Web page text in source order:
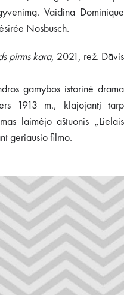
Vaidina Dominique
Nosbusch.
pirms kara, 2021, rež. Dāvis
gamybos istorinė drama
1913 m., klajojantį tarp
laimėjo aštuonis „Lielais
geriausio filmo.